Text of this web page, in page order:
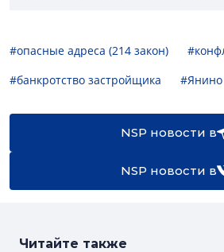
#опасные адреса (214 закон)
#банкротство застройщика
#Янино
NSP новости в
NSP новости в
Читайте также